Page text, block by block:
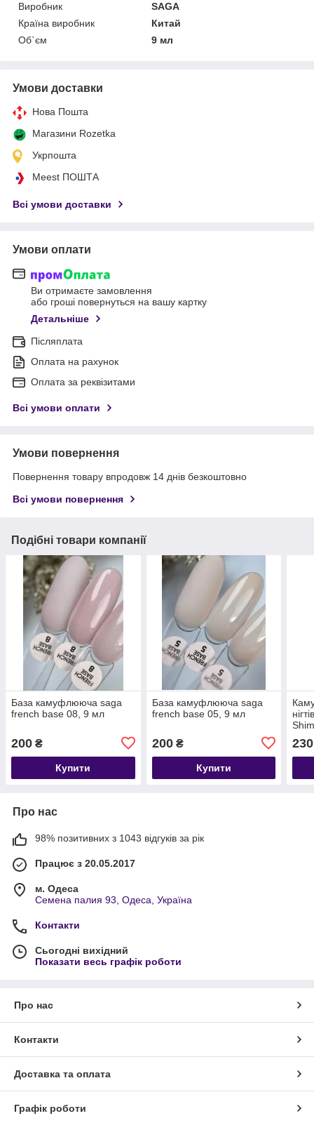
Виробник
SAGA
Країна виробник
Китай
Об`єм
9 мл
Умови доставки
Нова Пошта
Магазини Rozetka
Укрпошта
Meest ПОШТА
Всі умови доставки
Умови оплати
Ви отримаєте замовлення
або гроші повернуться на вашу картку
Детальніше
Післяплата
Оплата на рахунок
Оплата за реквізитами
Всі умови оплати
Умови повернення
Повернення товару впродовж 14 днів безкоштовно
Всі умови повернення
Подібні товари компанії
База камуфлююча saga
french base 08, 9 мл
200 ₴
Купити
База камуфлююча saga
french base 05, 9 мл
200₴
Купити
230
Про нас
98% позитивних з 1043 відгуків за рік
Працює з 20.05.2017
м. Одеса
Семена палия 93, Одеса, Україна
Контакти
Сьогодні вихідний
Показати весь графік роботи
Про нас
Контакти
Доставка та оплата
Графік роботи